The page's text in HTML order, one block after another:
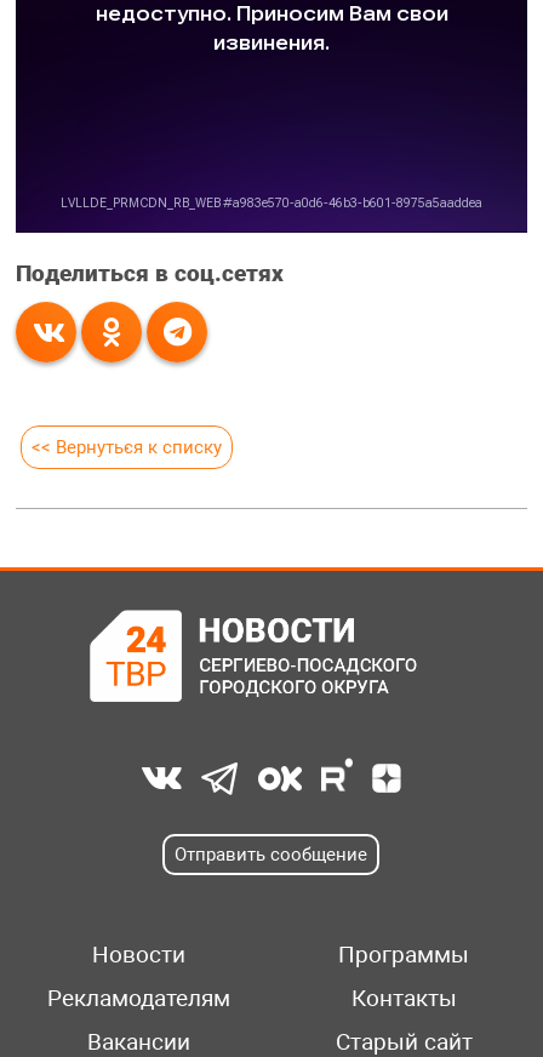
Поделиться в соц.сетях
<< Вернуться к списку
Отправить сообщение
Новости
Программы
Рекламодателям
Контакты
Вакансии
Старый сайт